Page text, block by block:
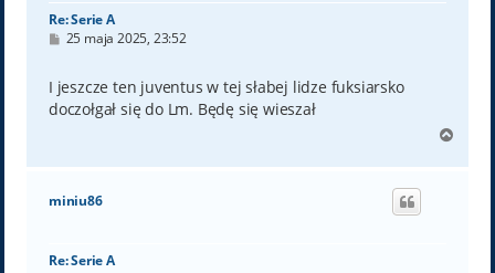
Re: Serie A
P
t
25 maja 2025, 23:52
I jeszcze ten juventus w tej słabej lidze fuksiarsko
doczołgał się do Lm. Będę się wieszał
g
miniu86
Re: Serie A